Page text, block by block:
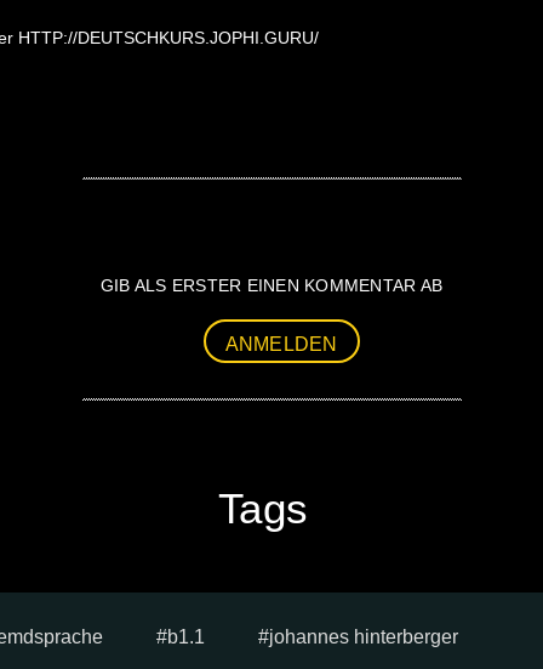
HTTP://DEUTSCHKURS.JOPHI.GURU/
GIB ALS ERSTER EINEN KOMMENTAR AB
ANMELDEN
Tags
b1.1 johannes hinterberger